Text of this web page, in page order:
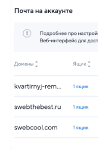
Работа с
Создание и
Что такое SMTP-
Конструктор сайта
SSL